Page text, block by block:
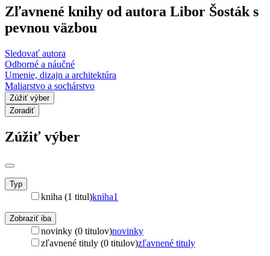
Zľavnené knihy od autora Libor Šosták s
pevnou väzbou
Sledovať autora
Odborné a náučné
Umenie, dizajn a architektúra
Maliarstvo a sochárstvo
Zúžiť výber
Zoradiť
Zúžiť výber
Typ
kniha (1 titul)kniha1
Zobraziť iba
novinky (0 titulov)novinky
zľavnené tituly (0 titulov)zľavnené tituly